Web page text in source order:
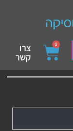
device users,
0 צרו
קשר